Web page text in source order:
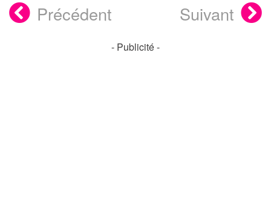
Précédent Suivant
- Publicité -